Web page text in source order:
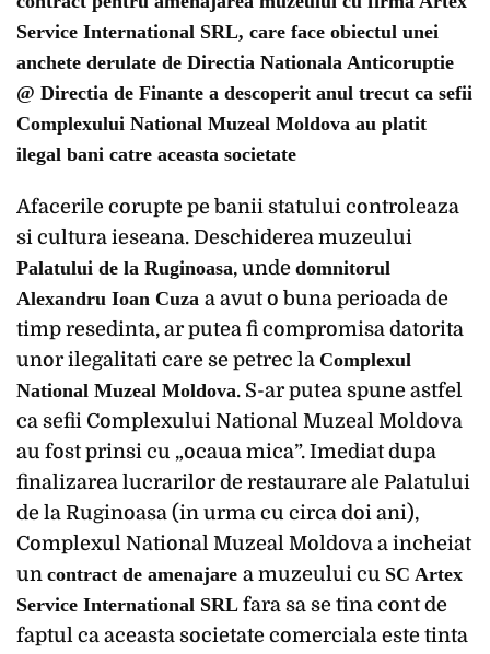
Service International SRL, care face obiectul unei
anchete derulate de Directia Nationala Anticoruptie
@ Directia de Finante a descoperit anul trecut ca sefii
Complexului National Muzeal Moldova au platit
ilegal bani catre aceasta societate
Afacerile corupte pe banii statului controleaza
si cultura ieseana. Deschiderea muzeului
Palatului de la Ruginoasa, unde domnitorul
Alexandru Ioan Cuza a avut o buna perioada de
timp resedinta, ar putea fi compromisa datorita
unor ilegalitati care se petrec la Complexul
National Muzeal Moldova. S-ar putea spune astfel
ca sefii Complexului National Muzeal Moldova
au fost prinsi cu „ocaua mica”. Imediat dupa
finalizarea lucrarilor de restaurare ale Palatului
de la Ruginoasa (in urma cu circa doi ani),
Complexul National Muzeal Moldova a incheiat
un contract de amenajare a muzeului cu SC Artex
Service International SRL fara sa se tina cont de
faptul ca aceasta societate comerciala este tinta